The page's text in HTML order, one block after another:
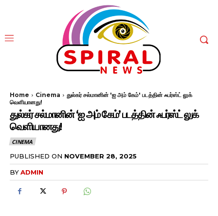
Home Cinema
துல்கர் சல்மானின் 'ஐ அம் கேம்' படத்தின் ஃபர்ஸ்ட் லுக்
வெளியானது!
துல்கர் சல்மானின் ‘ஐ அம் கேம்’ படத்தின் ஃபர்ஸ்ட் லுக்
வெளியானது!
CINEMA
PUBLISHED ON NOVEMBER 28, 2025
BYADMIN